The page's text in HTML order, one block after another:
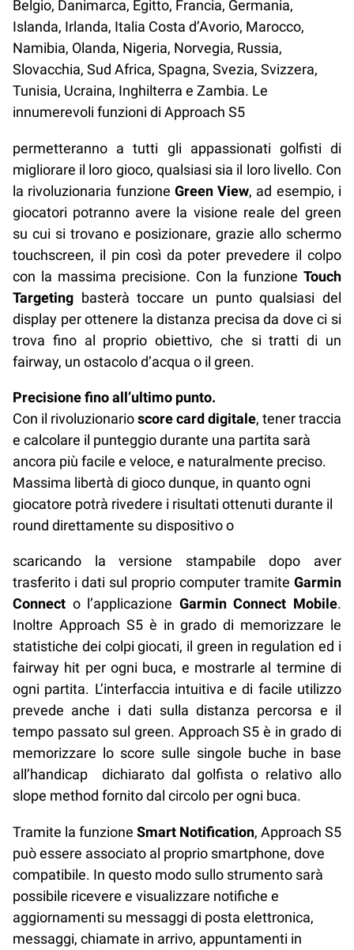
Belgio, Danimarca, Egitto, Francia, Germania,
Islanda, Irlanda, Italia Costa d’Avorio, Marocco,
Namibia, Olanda, Nigeria, Norvegia, Russia,
Slovacchia, Sud Africa, Spagna, Svezia, Svizzera,
Tunisia, Ucraina, Inghilterra e Zambia. Le
innumerevoli funzioni di Approach S5
permetteranno a tutti gli appassionati golfisti di
migliorare il loro gioco, qualsiasi sia il loro livello. Con
la rivoluzionaria funzione Green View, ad esempio, i
giocatori potranno avere la visione reale del green
su cui si trovano e posizionare, grazie allo schermo
touchscreen, il pin così da poter prevedere il colpo
con la massima precisione. Con la funzione Touch
Targeting basterà toccare un punto qualsiasi del
display per ottenere la distanza precisa da dove ci si
trova fino al proprio obiettivo, che si tratti di un
fairway, un ostacolo d’acqua o il green.
Precisione fino all’ultimo punto.
Con il rivoluzionarioscore card digitale, tener traccia
e calcolare il punteggio durante una partita sarà
ancora più facile e veloce, e naturalmente preciso.
Massima libertà di gioco dunque, in quanto ogni
giocatore potrà rivedere i risultati ottenuti durante il
round direttamente su dispositivo o
scaricando la versione stampabile dopo aver
trasferito i dati sul proprio computer tramite Garmin
Connect o l’applicazione Garmin Connect Mobile.
Inoltre Approach S5 è in grado di memorizzare le
statistiche dei colpi giocati, il green in regulation ed i
fairway hit per ogni buca, e mostrarle al termine di
ogni partita. L’interfaccia intuitiva e di facile utilizzo
prevede anche i dati sulla distanza percorsa e il
tempo passato sul green. Approach S5 è in grado di
memorizzare lo score sulle singole buche in base
all’handicap dichiarato dal golfista o relativo allo
slope method fornito dal circolo per ogni buca.
Tramite la funzione Smart Notification, Approach S5
può essere associato al proprio smartphone, dove
compatibile. In questo modo sullo strumento sarà
possibile ricevere e visualizzare notifiche e
aggiornamenti su messaggi di posta elettronica,
messaggi, chiamate in arrivo, appuntamenti in